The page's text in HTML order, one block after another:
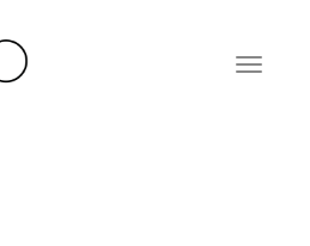
Toggle